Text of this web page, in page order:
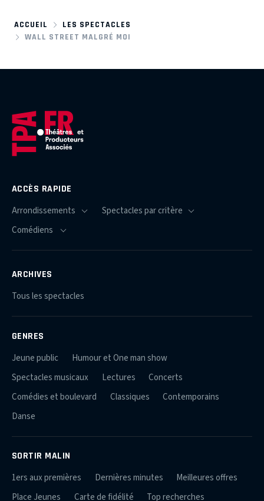
ACCUEIL
LES SPECTACLES
WALL STREET MALGRÉ MOI
ACCÈS RAPIDE
ARCHIVES
Tous les spectacles
GENRES
Jeune public
Humour et One man show
Spectacles musicaux
Lectures
Concerts
Comédies et boulevard
Classiques
Contemporains
Danse
SORTIR MALIN
1ers aux premières Dernières minutes
Meilleures offres
Place Jeunes
Carte de fidélité Top recherches